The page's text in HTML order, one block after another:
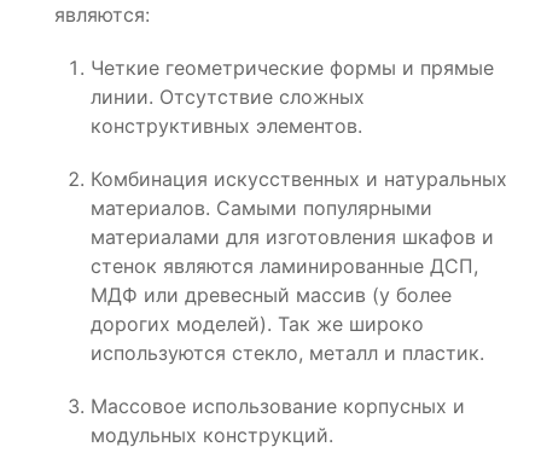
являются:
Четкие геометрические формы и прямые
линии. Отсутствие сложных
конструктивных элементов.
Комбинация искусственных и натуральных
материалов. Самыми популярными
материалами для изготовления шкафов и
стенок являются ламинированные ДСП,
МДФ или древесный массив (у более
дорогих моделей). Так же широко
используются стекло, металл и пластик.
Массовое использование корпусных и
модульных конструкций.